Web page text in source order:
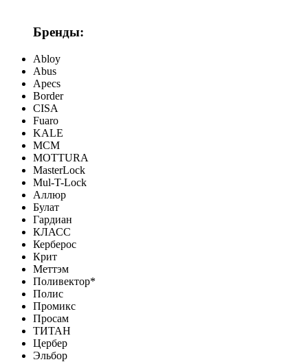
Бренды:
Abloy
Abus
Apecs
Border
CISA
Fuaro
KALE
MCM
MOTTURA
MasterLock
Mul-T-Lock
Аллюр
Булат
Гардиан
КЛАСС
Керберос
Крит
Меттэм
Поливектор*
Полис
Промикс
Просам
ТИТАН
Цербер
Эльбор